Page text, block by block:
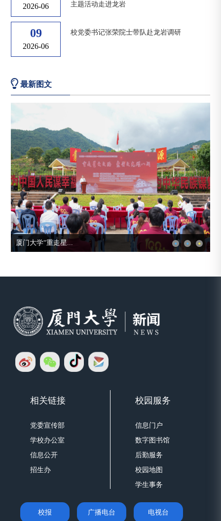
2026-06
主题活动走进龙岩
09
2026-06
校党委书记张荣院士带队赴龙岩调研
最新图文
厦门大学“重走星...
相关链接
党委宣传部
学校办公室
信息公开
招生办
校园服务
信息门户
数字图书馆
后勤服务
校园地图
学生事务
校报 广播电台 电视台